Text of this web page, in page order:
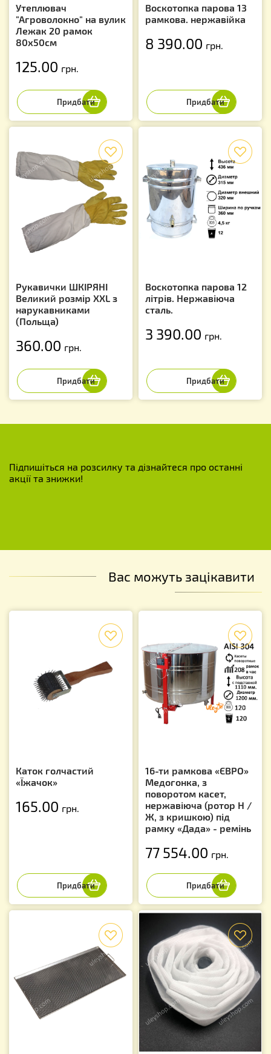
Утеплювач
"Агроволокно" на вулик
Лежак 20 рамок
80х50см
125.00 грн.
Воскотопка парова 13
рамкова. нержавійка
8 390.00 грн.
Рукавички ШКІРЯНІ
Великий розмір XXL з
нарукавниками
(Польща)
360.00 грн.
Воскотопка парова 12
літрів. Нержавіюча
сталь.
3 390.00 грн.
Підпишіться на розсилку та дізнайтеся про останні
акції та знижки!
Вас можуть зацікавити
Каток голчастий
«Їжачок»
165.00 грн.
16-ти рамкова «ЄВРО»
Медогонка, з
поворотом касет,
нержавіюча (ротор Н /
Ж, з кришкою) під
рамку «Дада» - ремінь
77 554.00 грн.